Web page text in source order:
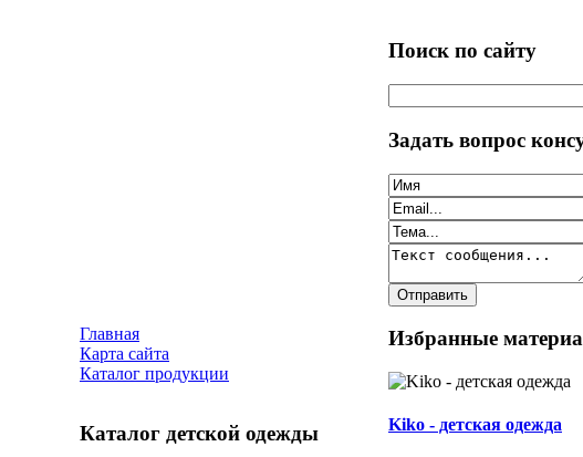
Главная
Карта сайта
Каталог продукции
Каталог детской одежды
Поиск по сайту
Задать вопрос
Избранные
Kiko - детская одежда